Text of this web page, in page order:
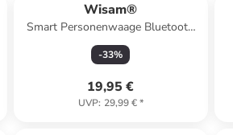
Wisam®
Smart Personenwaage Bluetooth
BMI BMR Analyse Waage
-33%
19,95 €
UVP: 29,99 €*